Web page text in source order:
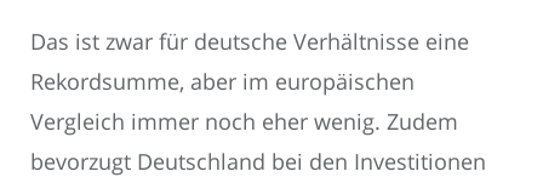
Das ist zwar für deutsche Verhältnisse eine
Rekordsumme, aber im europäischen
Vergleich immer noch eher wenig. Zudem
bevorzugt Deutschland bei den Investitionen